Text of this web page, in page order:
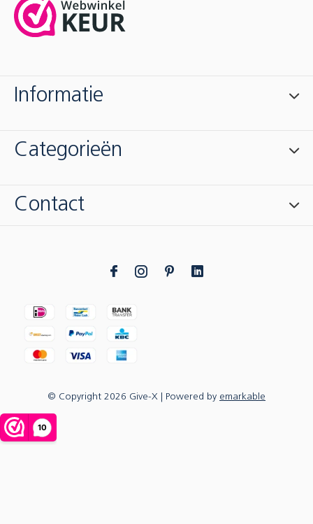
Informatie
Categorieën
Contact
© Copyright 2026 Give-X | Powered by emarkable